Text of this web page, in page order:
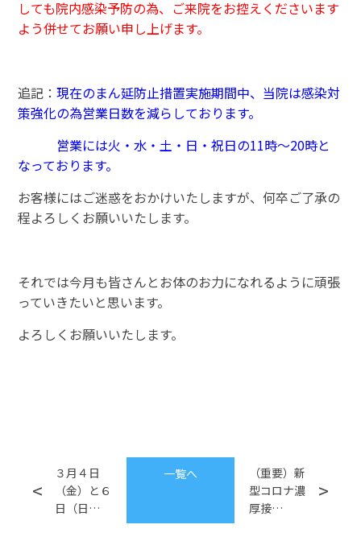
しても院内感染予防の為、ご来院をお控えくださいます
よう併せてお願い申し上げます。
追記：現在のまん延防止措置実施期間中、当院は感染対
策強化の為営業日数を減らしております。
営業には火・水・土・日・祝日の11時～20時と
なっております。
お客様にはご迷惑をおかけいたしますが、何卒ご了承の
程よろしくお願いいたします。
それでは今月も皆さんとお体のお力になれるように頑張
っていきたいと思います。
よろしくお願いいたします。
３月４日
（金）と６
日（日…
一覧へ
（重要）新
型コロナ濃
厚接…